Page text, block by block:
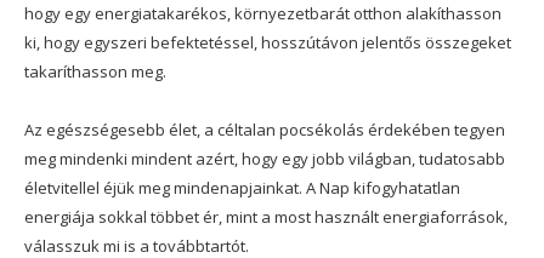
hogy egy energiatakarékos, környezetbarát otthon alakíthasson
ki, hogy egyszeri befektetéssel, hosszútávon jelentős összegeket
takaríthasson meg.
Az egészségesebb élet, a céltalan pocsékolás érdekében tegyen
meg mindenki mindent azért, hogy egy jobb világban, tudatosabb
életvitellel éjük meg mindenapjainkat. A Nap kifogyhatatlan
energiája sokkal többet ér, mint a most használt energiaforrások,
válasszuk mi is a továbbtartót.